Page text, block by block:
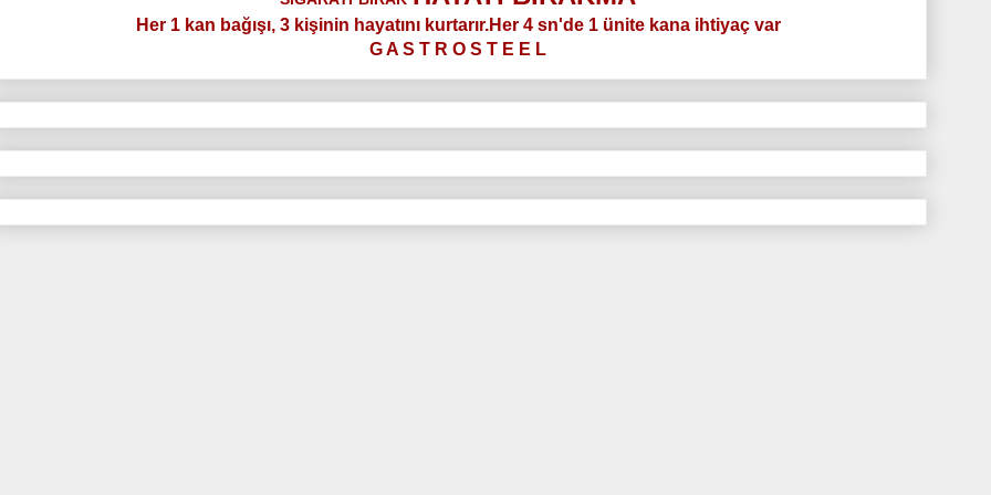
Her 1 kan bağışı, 3 kişinin hayatını kurtarır.Her 4 sn'de 1 ünite kana ihtiyaç var
G A S T R O S T E E L